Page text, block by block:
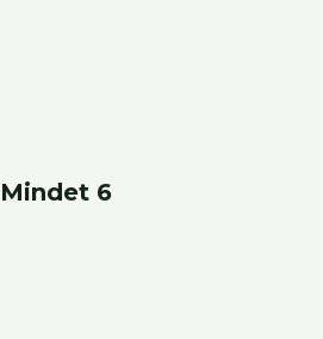
Mindet 6